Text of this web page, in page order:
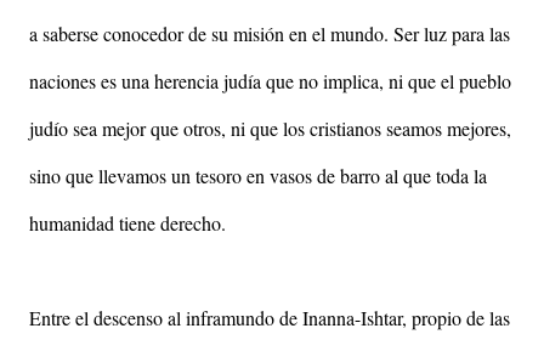
a saberse conocedor de su misión en el mundo. Ser luz para las
naciones es una herencia judía que no implica, ni que el pueblo
judío sea mejor que otros, ni que los cristianos seamos mejores,
sino que llevamos un tesoro en vasos de barro al que toda la
humanidad tiene derecho.
Entre el descenso al inframundo de Inanna-Ishtar, propio de las